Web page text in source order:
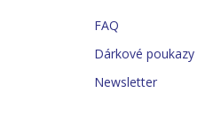
FAQ
Dárkové poukazy
Newsletter